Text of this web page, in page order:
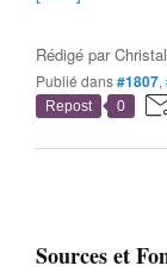
Rédigé par
Publié dans#1807,
Repost 0
Sources et